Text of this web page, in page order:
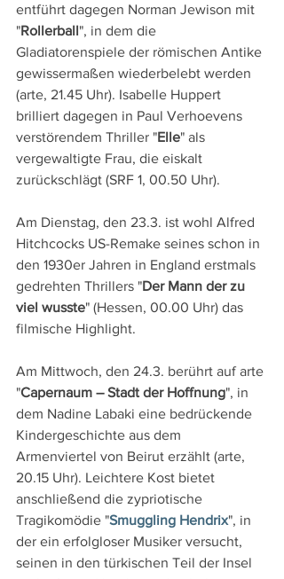
entführt dagegen Norman Jewison mit
"Rollerball", in dem die
Gladiatorenspiele der römischen Antike
gewissermaßen wiederbelebt werden
(arte, 21.45 Uhr). Isabelle Huppert
brilliert dagegen in Paul Verhoevens
verstörendem Thriller "Elle" als
vergewaltigte Frau, die eiskalt
zurückschlägt (SRF 1, 00.50 Uhr).
Am Dienstag, den 23.3. ist wohl Alfred
Hitchcocks US-Remake seines schon in
den 1930er Jahren in England erstmals
gedrehten Thrillers "Der Mann der zu
viel wusste" (Hessen, 00.00 Uhr) das
filmische Highlight.
Am Mittwoch, den 24.3. berührt auf arte
"Capernaum – Stadt der Hoffnung", in
dem Nadine Labaki eine bedrückende
Kindergeschichte aus dem
Armenviertel von Beirut erzählt (arte,
20.15 Uhr). Leichtere Kost bietet
anschließend die zypriotische
Tragikomödie "Smuggling Hendrix", in
der ein erfolgloser Musiker versucht,
seinen in den türkischen Teil der Insel